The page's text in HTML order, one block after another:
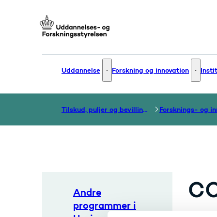
Uddannelse Uddannelse - Flere links
Forskning og innovation
Tilskud, puljer og bevillinger
Andre
programmer i